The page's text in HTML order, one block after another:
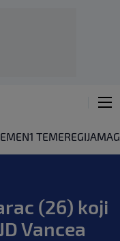
N1 TEMEREGIJA
(26) koji
Vancea